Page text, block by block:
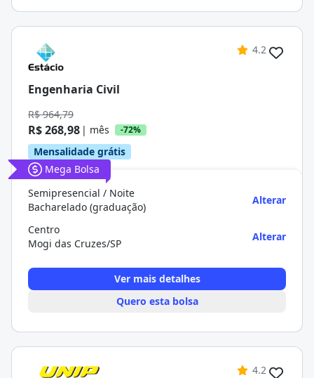
4.2
Engenharia Civil
R$ 964,79
R$ 268,98 | mês -72%
Mensalidade grátis
Mega Bolsa
Semipresencial / Noite
Bacharelado (graduação)
Alterar
Centro
Mogi das Cruzes/SP
Alterar
Ver mais detalhes
Quero esta bolsa
4.2